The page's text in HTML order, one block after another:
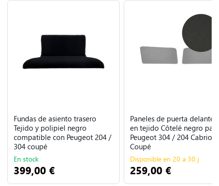
Fundas de asiento trasero
Tejido y polipiel negro
compatible con Peugeot 204 /
304 coupé
En stock
399,00 €
Paneles de puerta
en tejido Côtelé negro para
Peugeot 304 / 204
Coupé
Disponible en 20 a 30 j
259,00 €